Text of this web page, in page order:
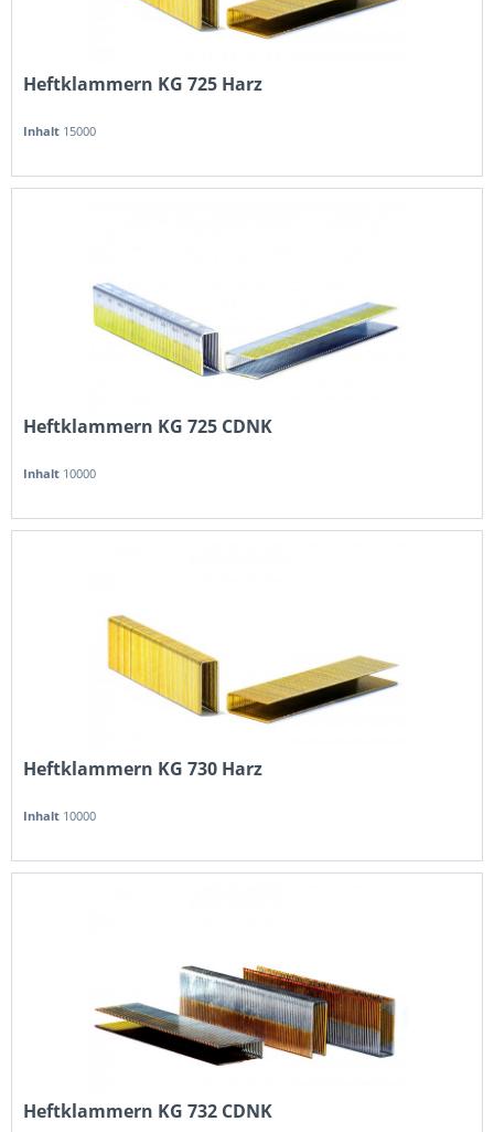
Heftklammern KG 725 Harz
Inhalt 15000
Heftklammern KG 725 CDNK
Inhalt 10000
Heftklammern KG 730 Harz
Inhalt 10000
Heftklammern KG 732 CDNK